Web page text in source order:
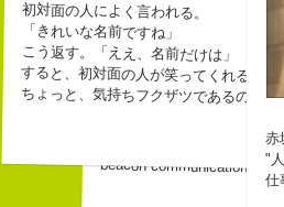
なにがしか書いて
生きられてる私は
Copy writer
beacon communications 勤
初対面の人によく言われる。
「きれいな名前ですね」
こう返す。「ええ、名前だけは」
すると、初対面の人が笑ってくれる。
ちょっと、気持ちフクザツであるのだが
赤
"
仕